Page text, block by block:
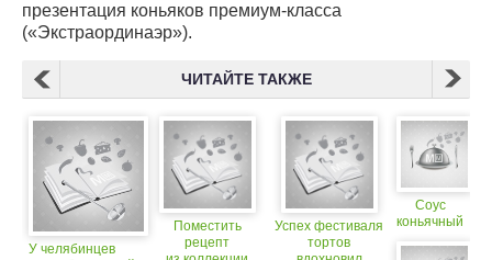
презентация коньяков премиум-класса
(«Экстраординаэр»).
ЧИТАЙТЕ ТАКЖЕ
У челябинцев
Поместить
рецепт
Успех фестиваля
тортов
Соус
коньячный